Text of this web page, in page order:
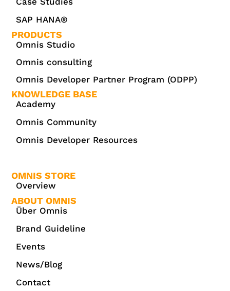
SAP HANA®
PRODUCTS
Omnis Studio
Omnis consulting
Omnis Developer Partner Program (ODPP)
KNOWLEDGE BASE
Academy
Omnis Community
Omnis Developer Resources
OMNIS STORE
Overview
ABOUT OMNIS
Über Omnis
Brand Guideline
Events
News/Blog
Contact